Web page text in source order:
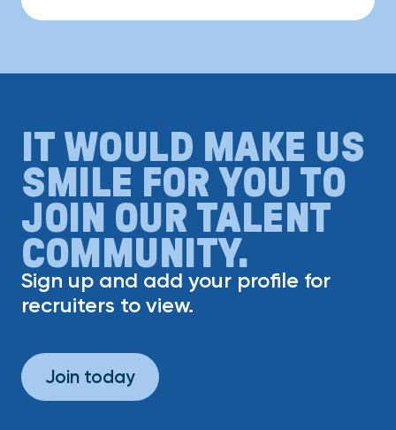
IT WOULD MAKE US
SMILE FOR YOU TO
JOIN OUR TALENT
COMMUNITY.
Sign up and add your profile for
recruiters to view.
Join today